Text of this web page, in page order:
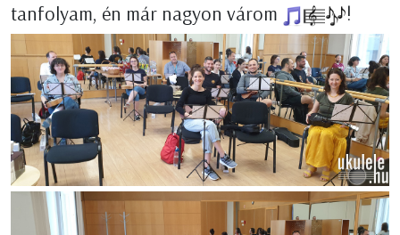
tanfolyam, én már nagyon várom
!